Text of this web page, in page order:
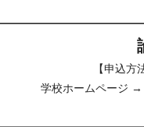
【申込
学校ホームページ →